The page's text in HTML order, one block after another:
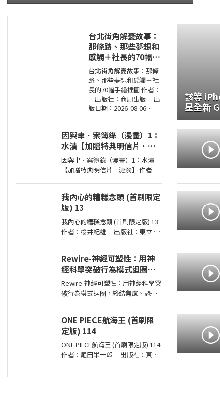
台北街角解憂故事：
那條路、那些夢想和
感觸＋社長的70幅手
繪插圖
台北街角解憂故事：那條
路、那些夢想和感觸＋社
長的70幅手繪插圖 作者：
出版社：商周出版 出
版日期：2026-08-06
記憶的城市與自己相遇。
人生像一條河
因與聿．案簿錄（漫畫）1：
水漬【加贈特典明信片．漣
漪】
因與聿．案簿錄（漫畫）1：水漬
【加贈特典明信片．漣漪】 作者：
共同製作、同步連載，人氣漫畫家
AKRU．輕小說天后護玄，強強聯
手！人與鬼
我內心的糟糕念頭 (首刷限定
版) 13
我內心的糟糕念頭 (首刷限定版) 13
作者：桜井紀雄 出版社：東立
到來的寒假。京太郎居然面臨得到
山田家寄住的狀況！住在同一個屋
簷
Rewire-神經可塑性：用神
經科學突破行為模式迴圈，
終結焦慮、恐慌和憂鬱，實
現最佳的心理健康
Rewire-神經可塑性：用神經科學突
破行為模式迴圈，終結焦慮、恐慌
Vignola） 出版社：麥田 出版日
期：2024-05-30 00:00:00 ＜內容簡
介＞ 無法
ONE PIECE航海王 (首刷限
定版) 114
ONE PIECE航海王 (首刷限定版) 114
作者：尾田栄一郎 出版社：東立
該等
星全新
Z Fold8